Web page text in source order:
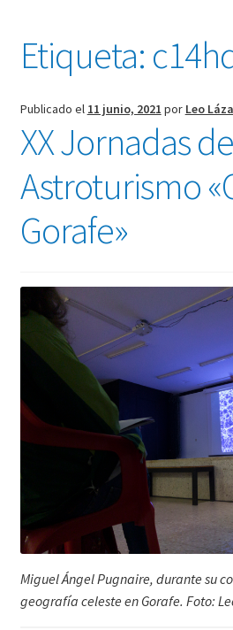
Finalizar compra
Etiqueta:
Publicado el 11 junio, 2021 por Leo
XX Jornadas de
Astroturismo
Gorafe»
Miguel Ángel Pugnaire, durante su
geografía celeste en Gorafe. Foto: